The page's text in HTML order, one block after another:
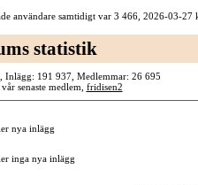
användare samtidigt var 3 466, 2026-03-27
statistik
Inlägg: 191 937, Medlemmar: 26 695
senaste medlem, fridisen2
nya inlägg
inga nya inlägg